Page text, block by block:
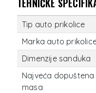
TEHNIČKE
Tip auto prikolice
Marka auto
Dimenzije sanduka
Najveća dopuštena
masa